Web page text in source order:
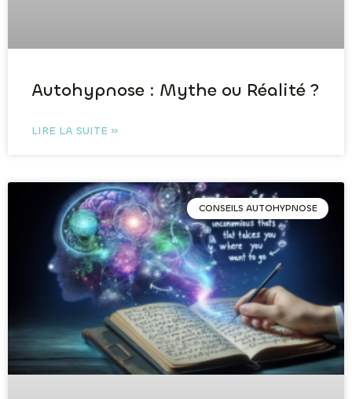
Autohypnose : Mythe ou Réalité ?
LIRE LA SUITE »
CONSEILS AUTOHYPNOSE